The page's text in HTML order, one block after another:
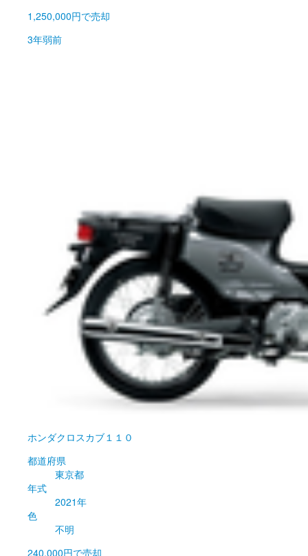
1,250,000円で売却
3年弱前
ホンダクロスカブ１１０
都道府県
東京都
年式
2021年
色
不明
240,000円で売却